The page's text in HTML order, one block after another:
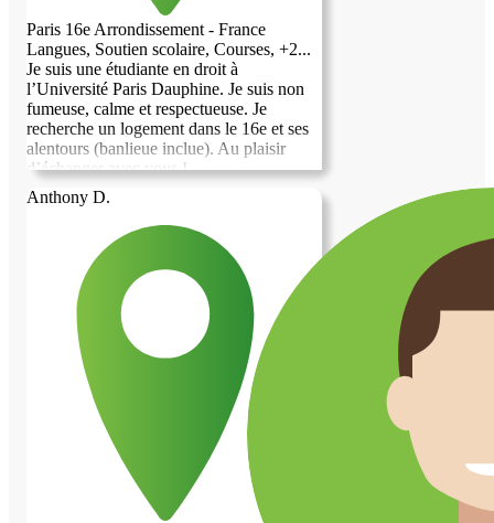
Paris 16e Arrondissement - France
Langues, Soutien scolaire, Courses, +2...
Je suis une étudiante en droit à
l’Université Paris Dauphine. Je suis non
fumeuse, calme et respectueuse. Je
recherche un logement dans le 16e et ses
alentours (banlieue inclue). Au plaisir
d’échanger avec vous !
Anthony D.